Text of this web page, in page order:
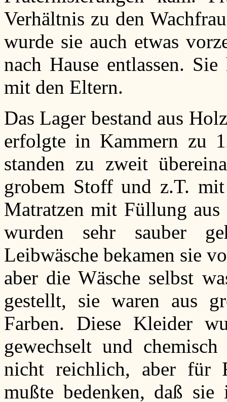
Verhältnis zu den
wurde sie auch etwas
nach Hause entlassen.
mit den Eltern.
Das Lager bestand aus
erfolgte in Kammern zu
standen zu zweit
grobem Stoff und z.T.
Matratzen mit Füllung aus
wurden sehr sauber
Leibwäsche bekamen sie
aber die Wäsche selbst
gestellt, sie waren aus
Farben. Diese Kleider
gewechselt und
nicht reichlich, aber für
mußte bedenken, daß